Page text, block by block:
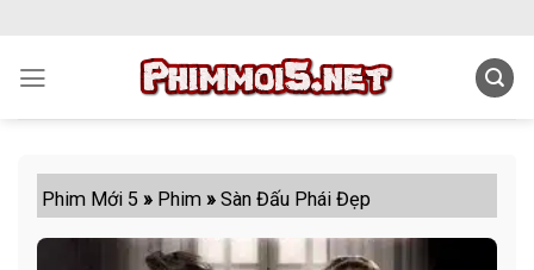
content
Phim Mới 5 » Phim »Sàn Đấu Phái Đẹp